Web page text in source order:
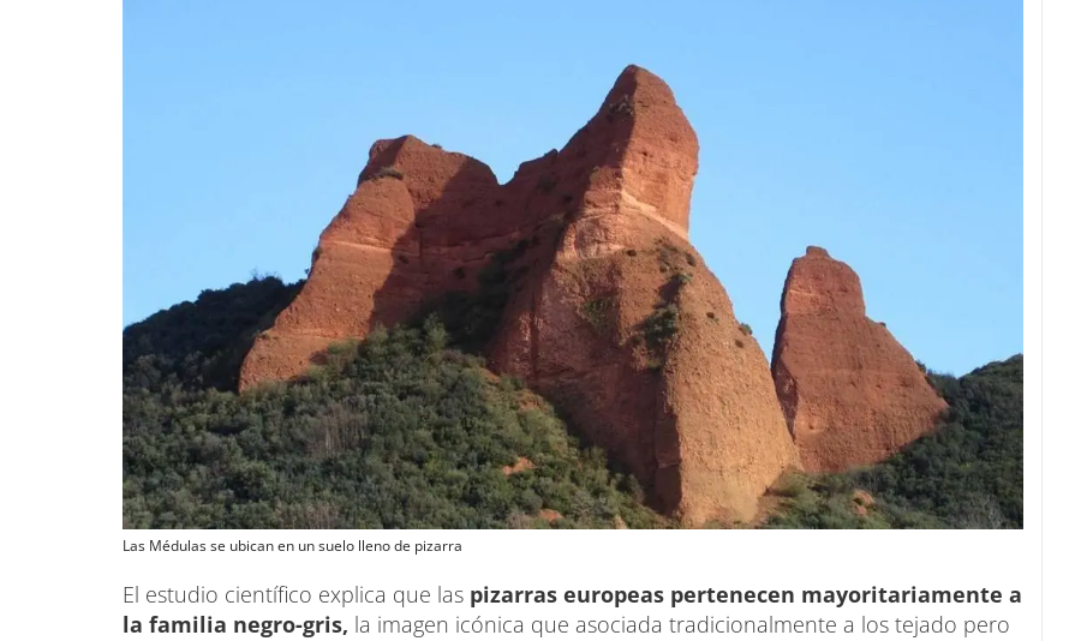
Las Médulas se ubican en un suelo lleno de pizarra
El estudio científico explica que las pizarras europeas pertenecen mayoritariamente a
la familia negro-gris, la imagen icónica que asociada tradicionalmente a los tejado pero